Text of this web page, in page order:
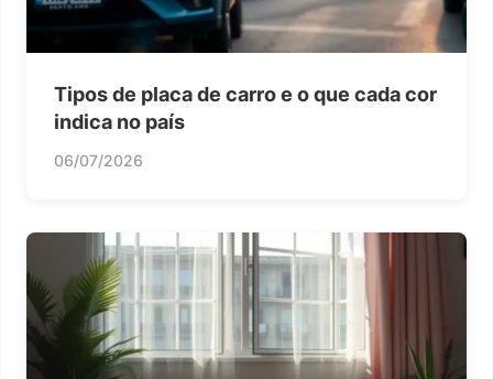
Tipos de placa de carro e o que cada cor
indica no país
06/07/2026